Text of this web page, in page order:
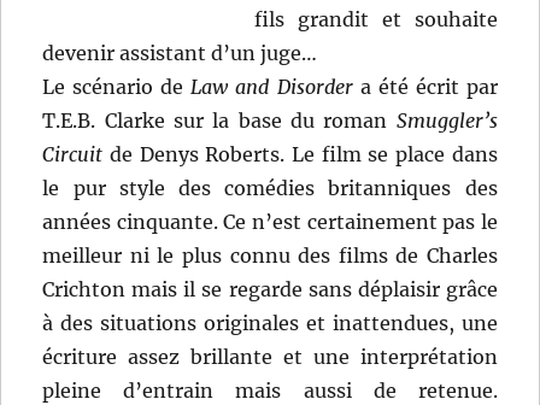
fils grandit et souhaite
devenir assistant d’un juge…
Le scénario deLaw and Disordera été écrit par
T.E.B. Clarke sur la base du roman Smuggler’s
Circuit de Denys Roberts. Le film se place dans
le pur style des comédies britanniques des
années cinquante. Ce n’est certainement pas le
meilleur ni le plus connu des films de Charles
Crichton mais il se regarde sans déplaisir grâce
à des situations originales et inattendues, une
écriture assez brillante et une interprétation
pleine d’entrain mais aussi de retenue.